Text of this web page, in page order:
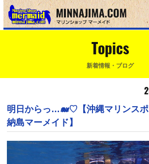
Topics
新着情報・ブログ
明日からっ…🐋♡【沖縄マリンス
納島マーメイド】